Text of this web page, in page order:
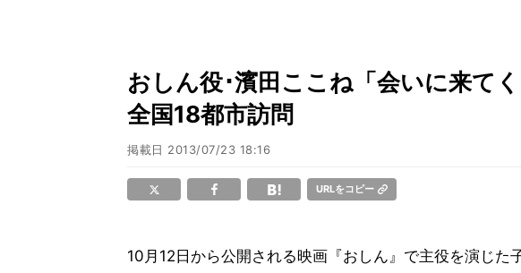
おしん役･濱田ここね「会いに来て
全国18都市訪問
掲載日 2013/07/23 18:16
URLをコピー
10月12日から公開される映画『おしん』で主役を演じた